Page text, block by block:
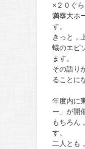
×２０ぐら
満塁大ホ
す。
きっと，
蟻のエピ
ます。
その語り
ることに
年度内に
ー」が開
もちろん
す。
二人とも